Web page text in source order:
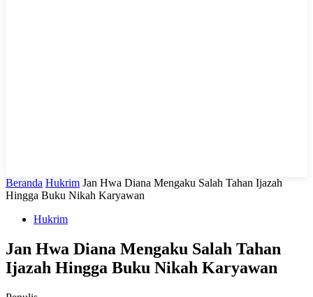
Beranda Hukrim Jan Hwa Diana Mengaku Salah Tahan Ijazah
Hingga Buku Nikah Karyawan
Hukrim
Jan Hwa Diana Mengaku Salah Tahan
Ijazah Hingga Buku Nikah Karyawan